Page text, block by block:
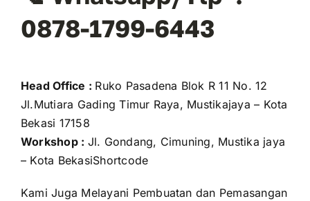
0878-1799-6443
Head Office : Ruko Pasadena Blok R 11 No. 12
Jl.Mutiara Gading Timur Raya, Mustikajaya – Kota
Bekasi 17158
Workshop : Jl. Gondang, Cimuning, Mustika jaya
– Kota BekasiShortcode
Kami Juga Melayani Pembuatan dan Pemasangan